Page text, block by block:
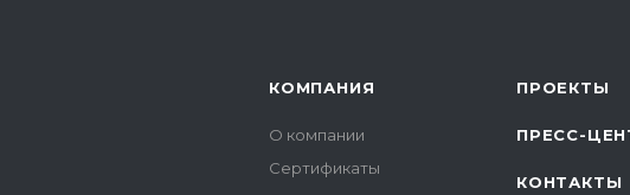
КОМПАНИЯ
О компании
Сертификаты
ПРОЕКТЫ
ПРЕСС-
КОНТАКТЫ